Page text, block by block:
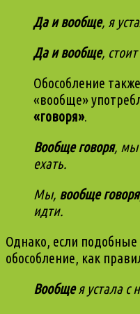
Да и вообще, я
Да и вообще,
Обособление
«вообще»
«говоря».
Вообще говоря, мы
ехать.
Мы, вообще говоря
идти.
Однако, если подобные
обособление, как
Вообщея устала с